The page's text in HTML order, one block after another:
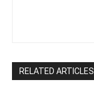
RELATED ARTICLES